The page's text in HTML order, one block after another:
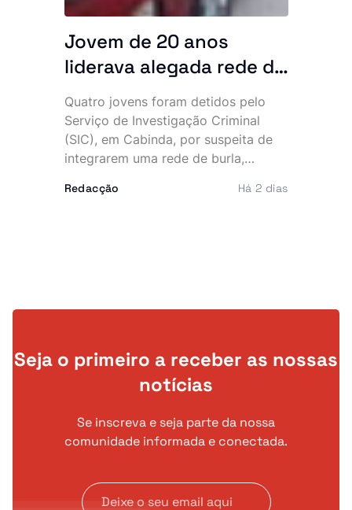
estes produtos e ordenou a sua
Jovem de 20 anos
liderava alegada rede de
burlas que financiava
uma vida de luxo, diz SIC
Quatro jovens foram detidos pelo
Serviço de Investigação Criminal
(SIC), em Cabinda, por suspeita de
integrarem uma rede de burla,
rede Vodacom, num esquema que
caros e festas frequentes.
Redacção Há 2 dias
Seja o primeiro a receber as nossas
notícias
Se inscreva e seja parte da nossa
comunidade informada e conectada.